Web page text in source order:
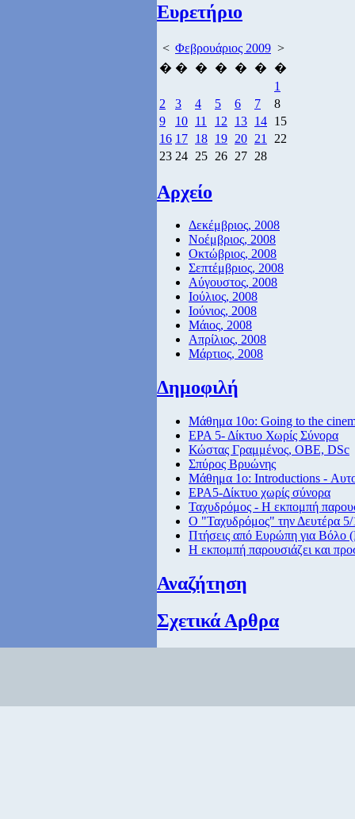
Ευρετήριο
< Φεβρουάριος 2009 >
� � � � � �
�
1
2
3 4 5 6 7
8
9
10 11 12 13 14 15
16 17 18 19 20 21
22
23 24 25 26 27 28
Αρχείο
Δεκέμβριος, 2008
Νοέμβριος, 2008
Οκτώβριος, 2008
Σεπτέμβριος, 2008
Αύγουστος, 2008
Ιούλιος, 2008
Ιούνιος, 2008
Μάιος, 2008
Απρίλιος, 2008
Μάρτιος, 2008
Δημοφιλή
Μάθημα 10ο: Going to the
ΕΡΑ 5- Δίκτυο Χωρίς Σύνορα
Κώστας Γραμμένος, ΟΒΕ, DSc
Σπύρος Βρυώνης
Μάθημα 1ο: Introductions -
ΕΡΑ5-Δίκτυο χωρίς σύνορα
Ταχυδρόμος - Η εκπομπή
Ο "Ταχυδρόμος" την Δευτέρα 5/
Πτήσεις από Eυρώπη για Βόλο
Η εκπομπή παρουσιάζει και
Αναζήτηση
Σχετικά Αρθρα